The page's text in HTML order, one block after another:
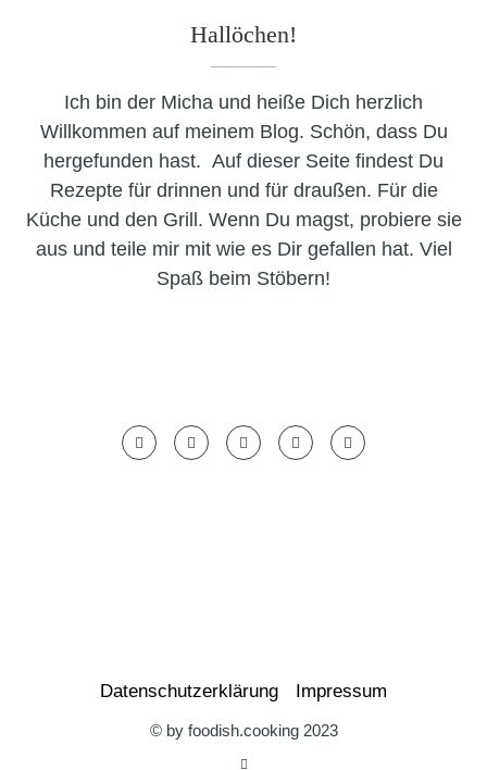
Hallöchen!
Ich bin der Micha und heiße Dich herzlich
Willkommen auf meinem Blog. Schön, dass Du
hergefunden hast. Auf dieser Seite findest Du
Rezepte für drinnen und für draußen. Für die
Küche und den Grill. Wenn Du magst, probiere sie
aus und teile mir mit wie es Dir gefallen hat. Viel
Spaß beim Stöbern!
Datenschutzerklärung Impressum
© by foodish.cooking 2023